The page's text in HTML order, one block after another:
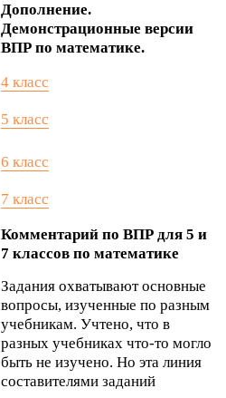
Дополнение.
Демонстрационные версии
ВПР по математике.
4 класс
5 класс
6 класс
7 класс
Комментарий по ВПР для 5 и
7 классов по математике
Задания охватывают основные
вопросы, изученные по разным
учебникам. Учтено, что в
разных учебниках что-то могло
быть не изучено. Но эта линия
составителями заданий